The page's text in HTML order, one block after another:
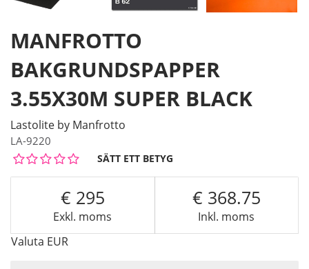
MANFROTTO
BAKGRUNDSPAPPER
3.55X30M SUPER BLACK
Lastolite by Manfrotto
LA-9220
SÄTT ETT BETYG
Exkl. moms
295
Inkl. moms
368.75
Valuta EUR